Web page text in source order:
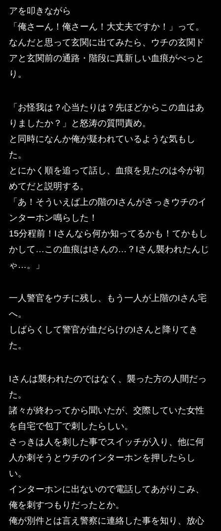
アを叩きながら
「俺さーん！俺さーん！大丈夫ですか！」って。
なんだと思って玄関に出てみたら、ウチの玄関ド
アと玄関前の通路・階段に真新しい血痕がべっと
り。
「お怪我は？心当たりは？先ほどからこの血はあ
りましたか？」と怒涛の質問責め。
と同時になんか俺が疑われているような気もし
た。
とにかく順を追って話し、血痕を見たのは今が初
めてだと説明する。
「あ！そういえば上の階のIさんがさっきウチのイ
ンターホン鳴らした！
15分程前！Iさんなら何か知ってるかも！てかもし
かして…この血痕はIさんの…？Iさん襲われたんじ
ゃ…。」
一人警官をウチに残し、もう一人が上階のIさん宅
へ。
しばらくして警官が血だらけのIさんと降りてき
た。
Iさんは襲われたのではなく、襲った方の人間だっ
た。
諸々が終わってから聞いたが、交際していた女性
を自宅で包丁で刺したらしい。
さっきは人を刺した事でスイッチが入り、他に何
人か刺そうとウチのインターホンを押したらし
い。
インターホンに出ないので電話してあがりこみ、
俺を刺すつもりだったとか。
俺が別件とは言え警察に連絡した事を知り、放心